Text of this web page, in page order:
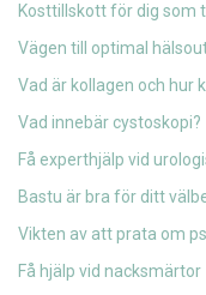
Kosttillskott för dig som
Vägen till optimal
Vad är kollagen och hur
Vad innebär cystoskopi?
Få experthjälp vid
Bastu är bra för ditt
Vikten av att prata om
Få hjälp vid nacksmärtor